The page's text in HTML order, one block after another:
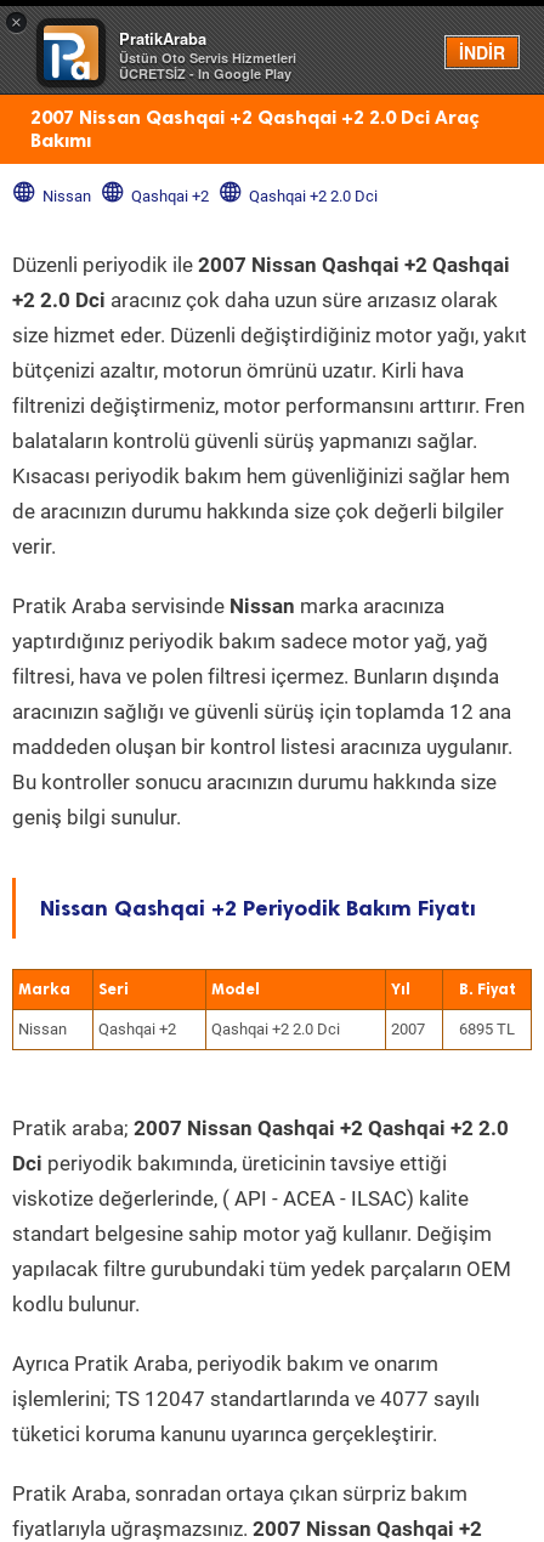
×
PratikAraba
Üstün Oto Servis Hizmetleri
ÜCRETSİZ - In Google Play
İNDİR
Menü
2007 Nissan Qashqai +2 Qashqai +2 2.0 Dci Araç
Bakımı
Nissan Qashqai +2 Qashqai +2 2.0 Dci
Düzenli periyodik ile 2007 Nissan Qashqai +2 Qashqai
+2 2.0 Dci aracınız çok daha uzun süre arızasız olarak
size hizmet eder. Düzenli değiştirdiğiniz motor yağı, yakıt
bütçenizi azaltır, motorun ömrünü uzatır. Kirli hava
filtrenizi değiştirmeniz, motor performansını arttırır. Fren
balataların kontrolü güvenli sürüş yapmanızı sağlar.
Kısacası periyodik bakım hem güvenliğinizi sağlar hem
de aracınızın durumu hakkında size çok değerli bilgiler
verir.
Pratik Araba servisinde Nissan marka aracınıza
yaptırdığınız periyodik bakım sadece motor yağ, yağ
filtresi, hava ve polen filtresi içermez. Bunların dışında
aracınızın sağlığı ve güvenli sürüş için toplamda 12 ana
maddeden oluşan bir kontrol listesi aracınıza uygulanır.
Bu kontroller sonucu aracınızın durumu hakkında size
geniş bilgi sunulur.
Nissan Qashqai +2 Periyodik Bakım Fiyatı
Marka Seri Model Yıl
Nissan Qashqai +2 Qashqai +2 2.0 Dci 2007 6895 TL
Pratik araba; 2007 Nissan Qashqai +2 Qashqai +2 2.0
Dci periyodik bakımında, üreticinin tavsiye ettiği
viskotize değerlerinde, ( API - ACEA - ILSAC) kalite
standart belgesine sahip motor yağ kullanır. Değişim
yapılacak filtre gurubundaki tüm yedek parçaların OEM
kodlu bulunur.
Ayrıca Pratik Araba, periyodik bakım ve onarım
işlemlerini; TS 12047 standartlarında ve 4077 sayılı
tüketici koruma kanunu uyarınca gerçekleştirir.
Pratik Araba, sonradan ortaya çıkan sürpriz bakım
fiyatlarıyla uğraşmazsınız. 2007 Nissan Qashqai +2